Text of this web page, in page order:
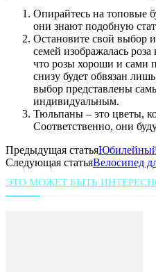
Опирайтесь на топовые
они знают подобную
Остановите свой выбор
семей изображалась
что розы хороши и сами
снизу будет обвязан
выбор представлены
индивидуальным.
Тюльпаны – это цветы,
Соответственно, они
Предыдущая статьяЮбилейный
Следующая статьяВелосипед
ЭТО МОЖЕТ БЫТЬ